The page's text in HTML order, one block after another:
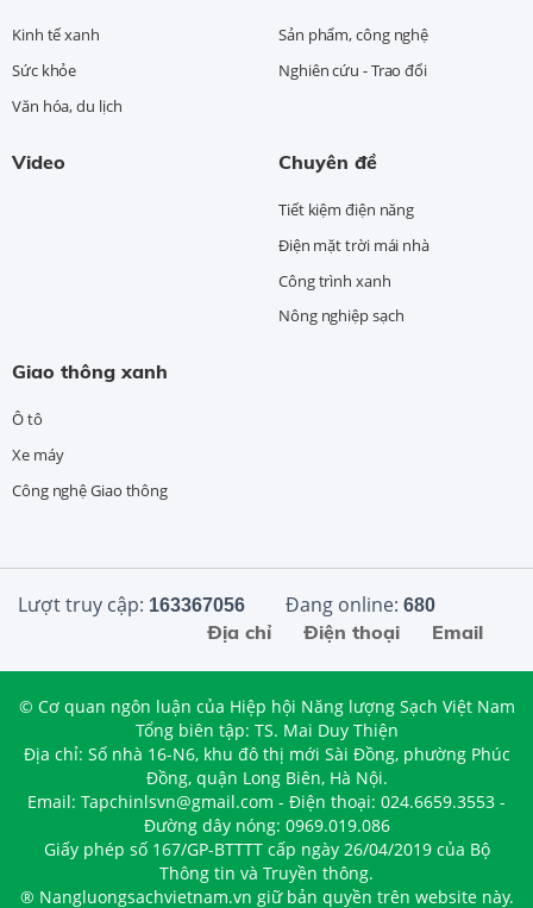
Kinh tế xanh
Sức khỏe
Văn hóa, du lịch
Sản phẩm, công nghệ
Nghiên cứu - Trao đổi
Video Chuyên đề
Tiết kiệm điện năng
Điện mặt trời mái nhà
Công trình xanh
Nông nghiệp sạch
Giao thông xanh
Ô tô
Xe máy
Công nghệ Giao thông
Lượt truy cập: 163367056 Đang online: 680
Email
Điện thoại
Địa chỉ
© Cơ quan ngôn luận của Hiệp hội Năng lượng Sạch Việt Nam
Tổng biên tập: TS. Mai Duy Thiện
Địa chỉ: Số nhà 16-N6, khu đô thị mới Sài Đồng, phường Phúc
Đồng, quận Long Biên, Hà Nội.
Email: Tapchinlsvn@gmail.com - Điện thoại: 024.6659.3553 -
Đường dây nóng: 0969.019.086
Giấy phép số 167/GP-BTTTT cấp ngày 26/04/2019 của Bộ
Thông tin và Truyền thông.
® Nangluongsachvietnam.vn giữ bản quyền trên website này.